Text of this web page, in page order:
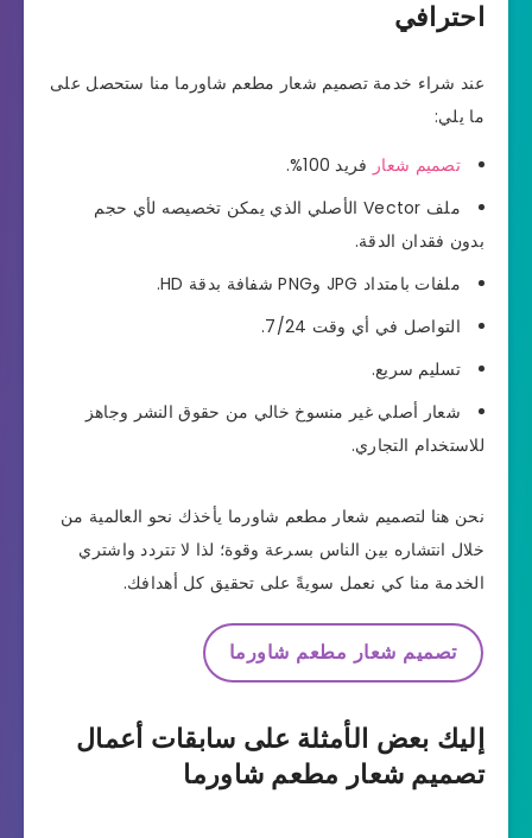
احترافي
عند شراء خدمة تصميم شعار مطعم شاورما منا ستحصل على
ما يلي:
تصميم شعار فريد 100%.
ملف Vector الأصلي الذي يمكن تخصيصه لأي حجم
بدون فقدان الدقة.
ملفات بامتداد JPG وPNG شفافة بدقة HD.
التواصل في أي وقت 7/24.
تسليم سريع.
شعار أصلي غير منسوخ خالي من حقوق النشر وجاهز
للاستخدام التجاري.
نحن هنا لتصميم شعار مطعم شاورما يأخذك نحو العالمية من
خلال انتشاره بين الناس بسرعة وقوة؛ لذا لا تتردد واشتري
الخدمة منا كي نعمل سويةً على تحقيق كل أهدافك.
تصميم شعار مطعم شاورما
إليك بعض الأمثلة على سابقات أعمال
تصميم شعار مطعم شاورما